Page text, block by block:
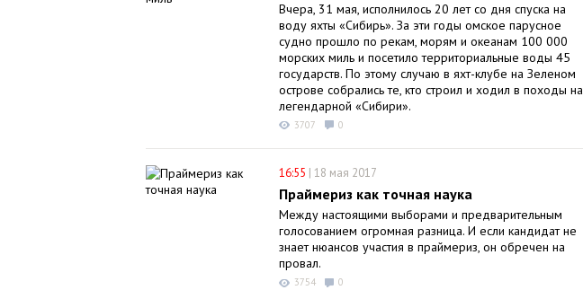
Вчера, 31 мая, исполнилось 20 лет со дня спуска на
воду яхты «Сибирь». За эти годы омское парусное
судно прошло по рекам, морям и океанам 100 000
морских миль и посетило территориальные воды 45
государств. По этому случаю в яхт-клубе на Зеленом
острове собрались те, кто строил и ходил в походы на
легендарной «Сибири».
3707 0
16:55 | 18 мая 2017
Праймериз как точная наука
Между настоящими выборами и предварительным
голосованием огромная разница. И если кандидат не
знает нюансов участия в праймериз, он обречен на
провал.
3754 0